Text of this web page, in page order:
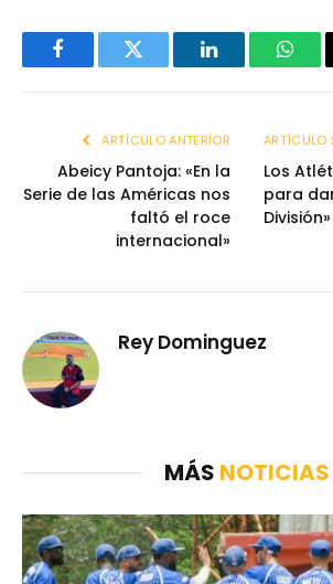
FacebookTwitter LinkedIn
ARTÍCULO ANTERIOR
Abeicy Pantoja: «En la
Serie de las Américas nos
faltó el roce
internacional»
ARTÍCULO
Los
para
División»
Rey Dominguez
MÁS NOTICIAS